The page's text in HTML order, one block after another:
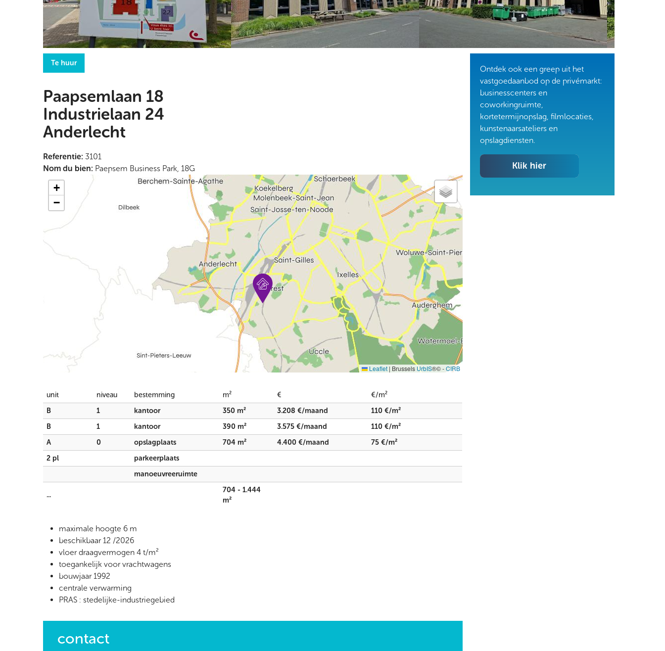
Te huur
Paapsemlaan 18
Industrielaan 24
Anderlecht
Referentie: 3101
Nom du bien: Paepsem Business Park, 18G
+
−
Leaflet | Brussels UrbIS®© -CIRB
unit niveau bestemming m² €
€/m²
B
1 kantoor 350 m² 3.208 €/maand
110 €/m²
B
1 kantoor 390 m² 3.575 €/maand
110 €/m²
A
0 opslagplaats 704 m² 4.400 €/maand
75 €/m²
2 pl
parkeerplaats
manoeuvreeruimte
...
704 - 1.444
m²
maximale hoogte 6 m
beschikbaar 12 /2026
vloer draagvermogen 4 t/m²
toegankelijk voor vrachtwagens
bouwjaar 1992
centrale verwarming
PRAS : stedelijke-industriegebied
contact
Ontdek ook een greep uit het
vastgoedaanbod op de privémarkt:
businesscenters en
coworkingruimte,
kortetermijnopslag, filmlocaties,
kunstenaarsateliers en
opslagdiensten.
Klik hier